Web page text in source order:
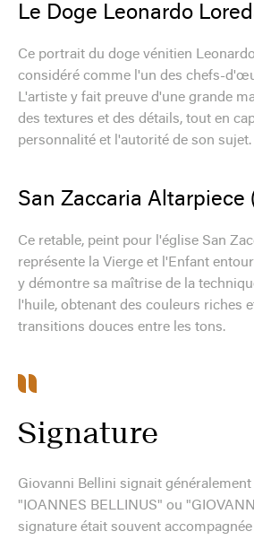
Le Doge Leonardo
Ce portrait du doge vénitien
considéré comme l'un des chefs-
L'artiste y fait preuve d'une grande
des textures et des détails, tout en
personnalité et l'autorité de son sujet.
San Zaccaria Altarpiece
Ce retable, peint pour l'église San
représente la Vierge et l'Enfant
y démontre sa maîtrise de la
l'huile, obtenant des couleurs riches
transitions douces entre les tons.
Signature
Giovanni Bellini signait
"IOANNES BELLINUS" ou
signature était souvent accompagnée